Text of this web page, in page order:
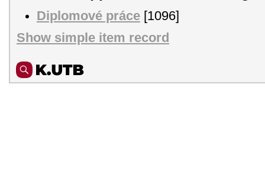
Diplomové práce [1096]
Show simple item record